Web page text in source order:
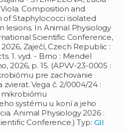
Composition and
of Staphylococci isolated
lesions. In Animal Physiology
Scientific Conference,
Zaječí, Czech Republic :
1. vyd. - Brno : Mendel
2026, p. 15. (APVV-23-0005 :
pre zachovanie
zvierat. Vega č. 2/0004/24 :
mikrobiómu
systému u koní a jeho
Animal Physiology 2026 :
Conference.) Typ: GII